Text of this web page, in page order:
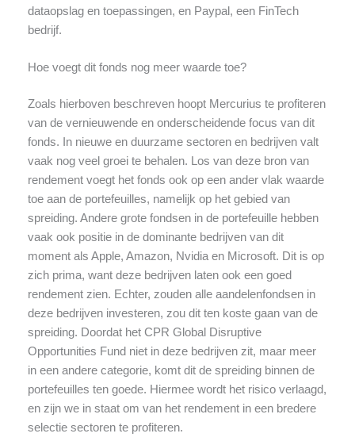
dataopslag en toepassingen, en Paypal, een FinTech
bedrijf.
Hoe voegt dit fonds nog meer waarde toe?
Zoals hierboven beschreven hoopt Mercurius te profiteren
van de vernieuwende en onderscheidende focus van dit
fonds. In nieuwe en duurzame sectoren en bedrijven valt
vaak nog veel groei te behalen. Los van deze bron van
rendement voegt het fonds ook op een ander vlak waarde
toe aan de portefeuilles, namelijk op het gebied van
spreiding. Andere grote fondsen in de portefeuille hebben
vaak ook positie in de dominante bedrijven van dit
moment als Apple, Amazon, Nvidia en Microsoft. Dit is op
zich prima, want deze bedrijven laten ook een goed
rendement zien. Echter, zouden alle aandelenfondsen in
deze bedrijven investeren, zou dit ten koste gaan van de
spreiding. Doordat het CPR Global Disruptive
Opportunities Fund niet in deze bedrijven zit, maar meer
in een andere categorie, komt dit de spreiding binnen de
portefeuilles ten goede. Hiermee wordt het risico verlaagd,
en zijn we in staat om van het rendement in een bredere
selectie sectoren te profiteren.